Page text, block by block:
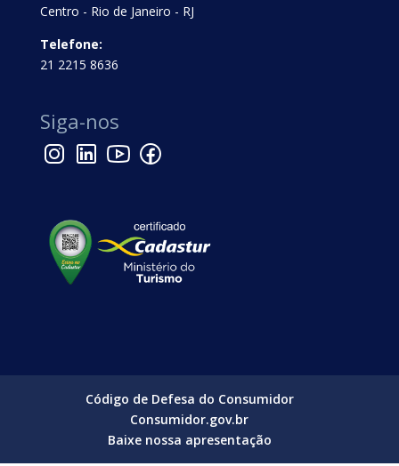
Centro - Rio de Janeiro - RJ
Telefone:
21 2215 8636
Siga-nos
Código de Defesa do Consumidor
Consumidor.gov.br
Baixe nossa apresentação